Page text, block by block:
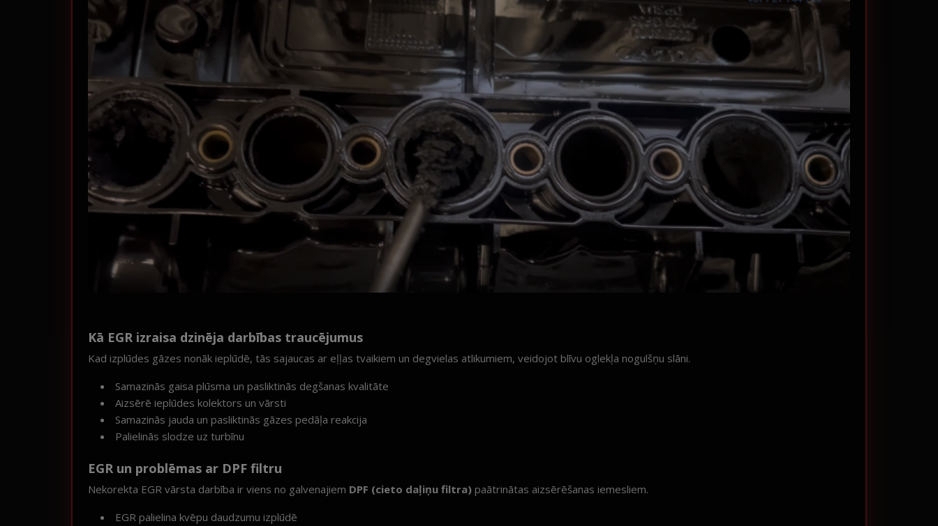
Kā EGR izraisa dzinēja darbības traucējumus
Kad izplūdes gāzes nonāk ieplūdē, tās sajaucas ar eļļas tvaikiem un degvielas atlikumiem, veidojot blīvu oglekļa nogulšņu slāni.
Samazinās gaisa plūsma un pasliktinās degšanas kvalitāte
Aizsērē ieplūdes kolektors un vārsti
Samazinās jauda un pasliktinās gāzes pedāļa reakcija
Palielinās slodze uz turbīnu
EGR un problēmas ar DPF filtru
Nekorekta EGR vārsta darbība ir viens no galvenajiem DPF (cieto daļiņu filtra) paātrinātas aizsērēšanas iemesliem.
EGR palielina kvēpu daudzumu izplūdē